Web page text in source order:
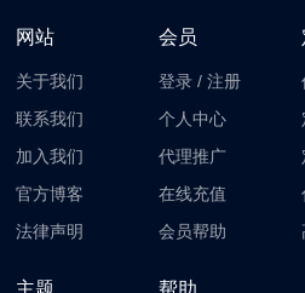
网站
关于我们
联系我们
加入我们
官方博客
法律声明
会员
登录 /注册
个人中心
代理推广
在线充值
会员帮助
主题 帮助